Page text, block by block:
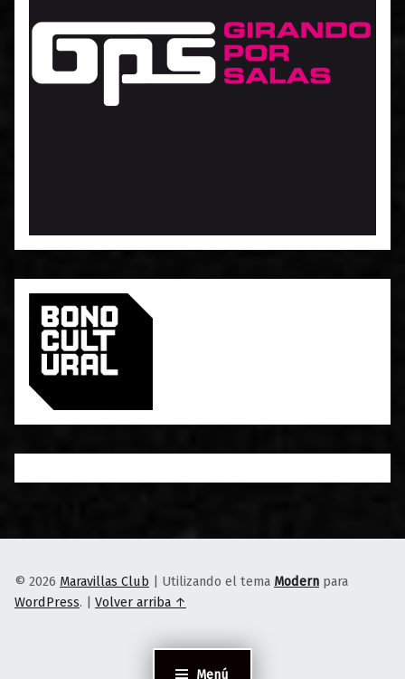
Menú
© 2026 Maravillas Club Utilizando el tema Modern para
WordPress. Volver arriba ↑